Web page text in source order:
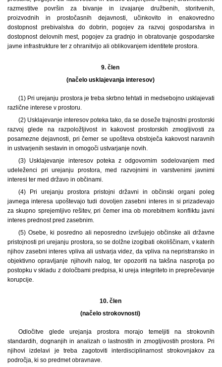
razmestitve površin za bivanje in izvajanje družbenih, storitvenih,
proizvodnih in prostočasnih dejavnosti, učinkovito in enakovredno
dostopnost prebivalstva do dobrin, pogojev za razvoj gospodarstva in
dostopnost delovnih mest, pogojev za gradnjo in obratovanje gospodarske
javne infrastrukture ter z ohranitvijo ali oblikovanjem identitete prostora.
9. člen
(načelo usklajevanja interesov)
(1) Pri urejanju prostora je treba skrbno tehtati in medsebojno usklajevati
različne interese v prostoru.
(2) Usklajevanje interesov poteka tako, da se doseže trajnostni prostorski
razvoj glede na razpoložljivost in kakovost prostorskih zmogljivosti za
posamezne dejavnosti, pri čemer se upošteva obstoječa kakovost naravnih
in ustvarjenih sestavin in omogoči ustvarjanje novih.
(3) Usklajevanje interesov poteka z odgovornim sodelovanjem med
udeleženci pri urejanju prostora, med razvojnimi in varstvenimi javnimi
interesi ter med državo in občinami.
(4) Pri urejanju prostora pristojni državni in občinski organi poleg
javnega interesa upoštevajo tudi dovoljen zasebni interes in si prizadevajo
za skupno sprejemljivo rešitev, pri čemer ima ob morebitnem konfliktu javni
interes prednost pred zasebnim.
(5) Osebe, ki posredno ali neposredno izvršujejo občinske ali državne
pristojnosti pri urejanju prostora, so se dolžne izogibati okoliščinam, v katerih
njihov zasebni interes vpliva ali ustvarja videz, da vpliva na nepristransko in
objektivno opravljanje njihovih nalog, ter opozoriti na takšna nasprotja po
postopku v skladu z določbami predpisa, ki ureja integriteto in preprečevanje
korupcije.
10. člen
(načelo strokovnosti)
Odločitve glede urejanja prostora morajo temeljiti na strokovnih
standardih, dognanjih in analizah o lastnostih in zmogljivostih prostora. Pri
njihovi izdelavi je treba zagotoviti interdisciplinarnost strokovnjakov za
področja, ki so predmet obravnave.